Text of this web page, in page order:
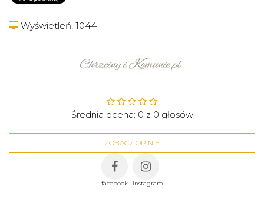
Wyświetleń: 1044
Średnia ocena: 0 z 0 głosów
ZOBACZ OPINIE
facebook instagram